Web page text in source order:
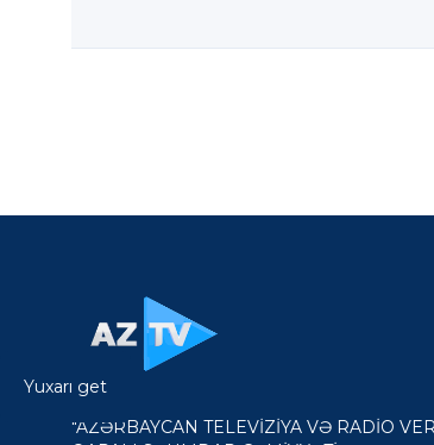
"AZƏRBAYCAN TELEVİZİYA VƏ RADİO
Yuxarı get